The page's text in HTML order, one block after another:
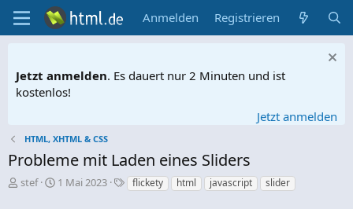
Anmelden Registrieren
Jetzt anmelden. Es dauert nur 2 Minuten und ist
kostenlos!
Jetzt anmelden
HTML, XHTML & CSS
Probleme mit Laden eines Sliders
E
stef
E1 Mai 2023
S
c
flickety html javascript slider